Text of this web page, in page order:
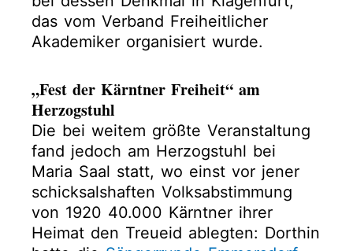
das vom Verband Freiheitlicher
Akademiker organisiert wurde.
„Fest der Kärntner Freiheit“ am
Herzogstuhl
Die bei weitem größte Veranstaltung
fand jedoch am Herzogstuhl bei
Maria Saal statt, wo einst vor jener
schicksalshaften Volksabstimmung
von 1920 40.000 Kärntner ihrer
Heimat den Treueid ablegten: Dorthin